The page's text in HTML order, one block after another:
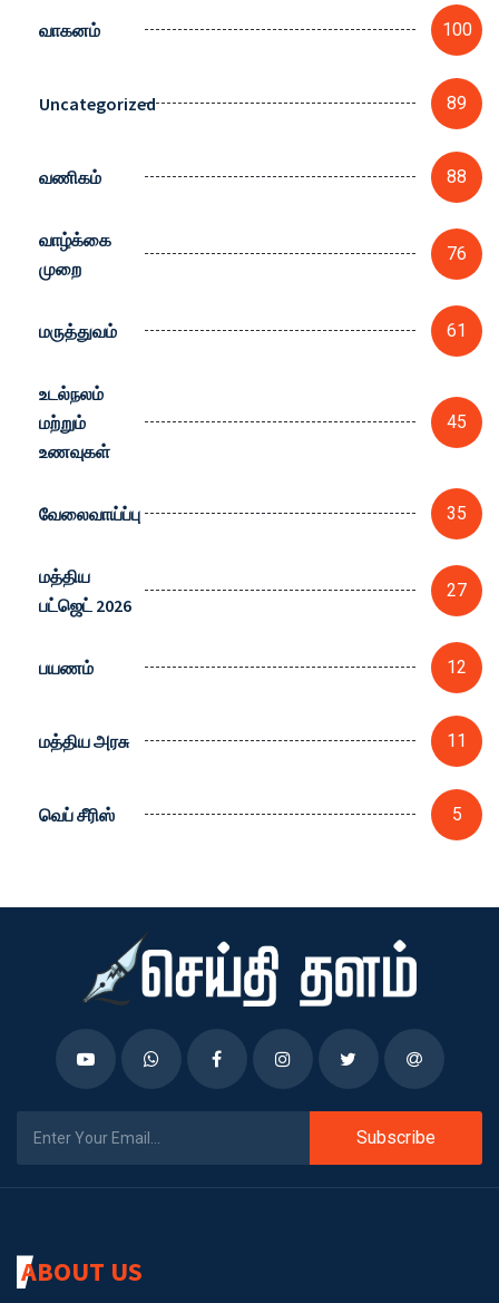
வாகனம் 100
Uncategorized 89
வணிகம் 88
வாழ்க்கை
முறை
76
மருத்துவம் 61
உடல்நலம்
மற்றும்
உணவுகள்
45
வேலைவாய்ப்பு 35
மத்திய
பட்ஜெட் 2026
27
பயணம் 12
மத்திய அரசு 11
வெப் சீரிஸ் 5
Subscribe
ABOUT US